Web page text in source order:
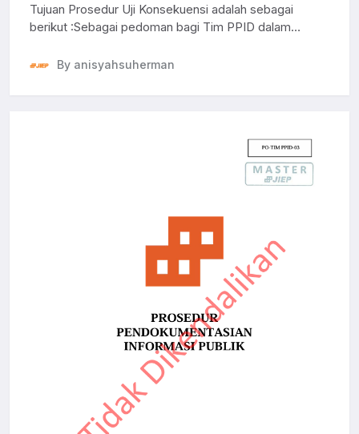
Tujuan Prosedur Uji Konsekuensi adalah sebagai
berikut :Sebagai pedoman bagi Tim PPID dalam
By anisyahsuherman